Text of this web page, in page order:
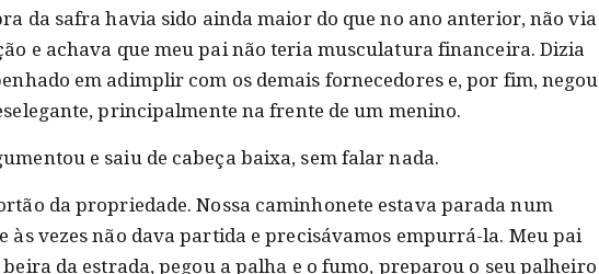
da safra havia sido ainda maior do que no ano anterior, não via
e achava que meu pai não teria musculatura financeira. Dizia
em adimplir com os demais fornecedores e, por fim, negou
principalmente na frente de um menino.
e saiu de cabeça baixa, sem falar nada.
da propriedade. Nossa caminhonete estava parada num
às vezes não dava partida e precisávamos empurrá-la. Meu pai
da estrada, pegou a palha e o fumo, preparou o seu palheiro